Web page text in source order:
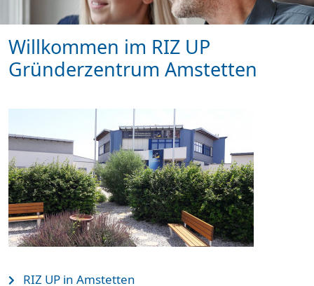
Willkommen im RIZ UP
Gründerzentrum Amstetten
RIZ UP in Amstetten